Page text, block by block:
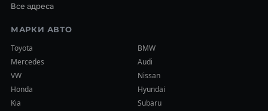
Все адреса
МАРКИ АВТО
Toyota
BMW
Mercedes
Audi
VW
Nissan
Honda
Hyundai
Kia
Subaru